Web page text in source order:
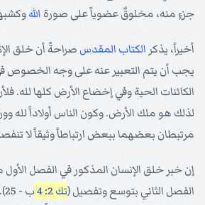
جزءٍ منه، مخلوقٌ عضوياً على صورة الله
أخيراً، يذكر الكتاب المقدس صراحةً أن خلق
يجب أن يتم التعبير عنه على وجه
الكائنات الحية وفي إخضاع الأرض كلها لله.
لذلك هو ملك الأرض. وكون الناس أولاداً لله
مرتبطان بعضهما ببعض ارتباطاً وثيقاً لا
إن خبر خلق الإنسان المذكور في الفصل الأول
الفصل الثاني بتوسع وتفصيل (تك 2: 4